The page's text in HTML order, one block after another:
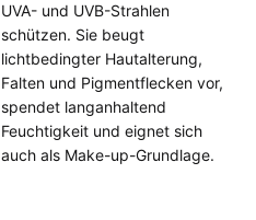
UVA- und UVB-Strahlen
schützen. Sie beugt
lichtbedingter Hautalterung,
Falten und Pigmentflecken vor,
spendet langanhaltend
Feuchtigkeit und eignet sich
auch als Make-up-Grundlage.